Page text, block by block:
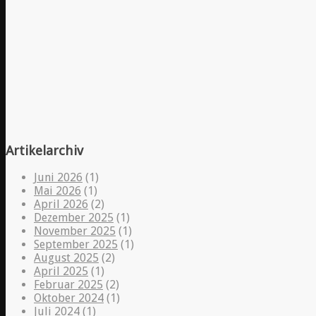
Artikelarchiv
Juni 2026 (1)
Mai 2026 (1)
April 2026 (2)
Dezember 2025 (1)
November 2025 (1)
September 2025 (1)
August 2025 (2)
April 2025 (1)
Februar 2025 (2)
Oktober 2024 (1)
Juli 2024 (1)